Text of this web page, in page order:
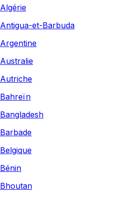
Algérie
Antigua-et-Barbuda
Argentine
Australie
Autriche
Bahreïn
Bangladesh
Barbade
Belgique
Bénin
Bhoutan